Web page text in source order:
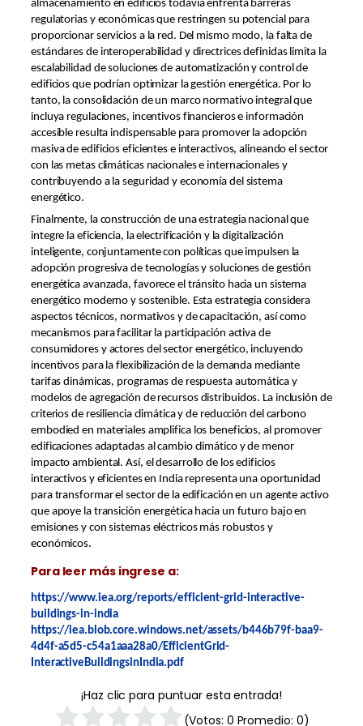
almacenamiento en edificios todavía enfrenta barreras
regulatorias y económicas que restringen su potencial para
proporcionar servicios a la red. Del mismo modo, la falta de
estándares de interoperabilidad y directrices definidas limita la
escalabilidad de soluciones de automatización y control de
edificios que podrían optimizar la gestión energética. Por lo
tanto, la consolidación de un marco normativo integral que
incluya regulaciones, incentivos financieros e información
accesible resulta indispensable para promover la adopción
masiva de edificios eficientes e interactivos, alineando el sector
con las metas climáticas nacionales e internacionales y
contribuyendo a la seguridad y economía del sistema
energético.
Finalmente, la construcción de una estrategia nacional que
integre la eficiencia, la electrificación y la digitalización
inteligente, conjuntamente con políticas que impulsen la
adopción progresiva de tecnologías y soluciones de gestión
energética avanzada, favorece el tránsito hacia un sistema
energético moderno y sostenible. Esta estrategia considera
aspectos técnicos, normativos y de capacitación, así como
mecanismos para facilitar la participación activa de
consumidores y actores del sector energético, incluyendo
incentivos para la flexibilización de la demanda mediante
tarifas dinámicas, programas de respuesta automática y
modelos de agregación de recursos distribuidos. La inclusión de
criterios de resiliencia climática y de reducción del carbono
embodied en materiales amplifica los beneficios, al promover
edificaciones adaptadas al cambio climático y de menor
impacto ambiental. Así, el desarrollo de los edificios
interactivos y eficientes en India representa una oportunidad
para transformar el sector de la edificación en un agente activo
que apoye la transición energética hacia un futuro bajo en
emisiones y con sistemas eléctricos más robustos y
económicos.
Para leer más ingrese a:
https://www.iea.org/reports/efficient-grid-interactive-
buildings-in-india
https://iea.blob.core.windows.net/assets/b446b79f-baa9-
4d4f-a5d5-c54a1aaa28a0/EfficientGrid-
InteractiveBuildingsinIndia.pdf
¡Haz clic para puntuar esta entrada!
(Votos: 0 Promedio: 0)